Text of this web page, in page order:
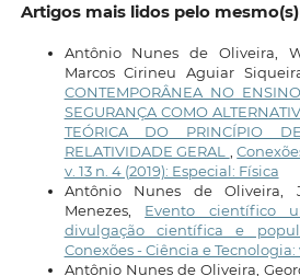
Artigos mais lidos pelo
Antônio Nunes de Oliveira,
Marcos Cirineu Aguiar
CONTEMPORÂNEA NO
SEGURANÇA COMO
TEÓRICA DO PRINCÍPIO
RELATIVIDADE GERAL
,
v. 13 n. 4 (2019): Especial: Física
Antônio Nunes de Oliveira,
Menezes, Evento científico
divulgação científica e
Conexões - Ciência e Tecnologia:
Antônio Nunes de Oliveira,